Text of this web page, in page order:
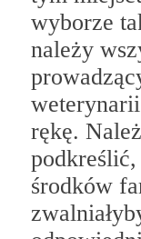
wyborze
należy
weterynarii
rękę.
środków